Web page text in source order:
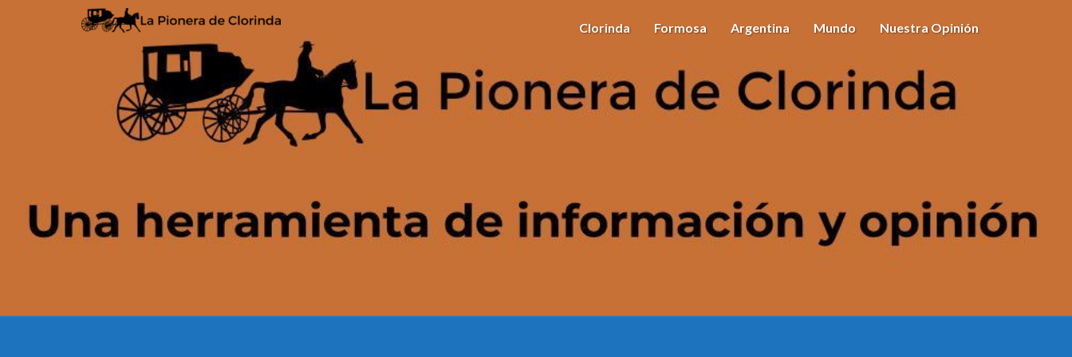
Clorinda Formosa Argentina Mundo Nuestra Opinión